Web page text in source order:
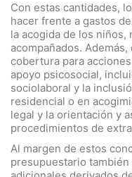
Con estas cantidades,
hacer frente a gastos
la acogida de los
acompañados.
cobertura para
apoyo psicosocial,
sociolaboral y la
residencial o en
legal y la orientación y
procedimientos de
Al margen de estos
presupuestario